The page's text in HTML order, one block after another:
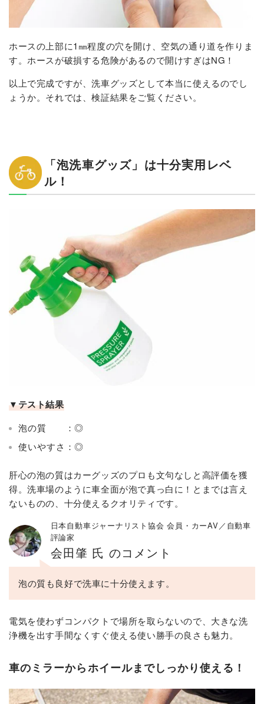
ホースの上部に1㎜程度の穴を開け、空気の通り道を作りま
す。ホースが破損する危険があるので開けすぎはNG！
以上で完成ですが、洗車グッズとして本当に使えるのでし
ょうか。それでは、検証結果をご覧ください。
「泡洗車グッズ」は十分実用レベ
ル！
▼テスト結果
泡の質 ：◎
使いやすさ：◎
肝心の泡の質はカーグッズのプロも文句なしと高評価を獲
得。洗車場のように車全面が泡で真っ白に！とまでは言え
ないものの、十分使えるクオリティです。
日本自動車ジャーナリスト協会 会員・カーAV／自動車
評論家
会田肇 氏 のコメント
泡の質も良好で洗車に十分使えます。
電気を使わずコンパクトで場所を取らないので、大きな洗
浄機を出す手間なくすぐ使える使い勝手の良さも魅力。
車のミラーからホイールまでしっかり使える！